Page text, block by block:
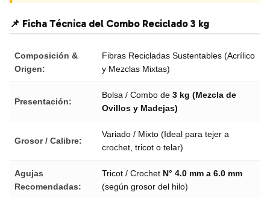
📌 Ficha Técnica del Combo Reciclado 3 kg
Composición &
Origen:
Fibras Recicladas Sustentables (Acrílico
y Mezclas Mixtas)
Presentación:
Bolsa / Combo de 3 kg (Mezcla de
Ovillos y Madejas)
Grosor / Calibre:
Variado / Mixto (Ideal para tejer a
crochet, tricot o telar)
Agujas
Recomendadas:
Tricot / Crochet N° 4.0 mm a 6.0 mm
(según grosor del hilo)